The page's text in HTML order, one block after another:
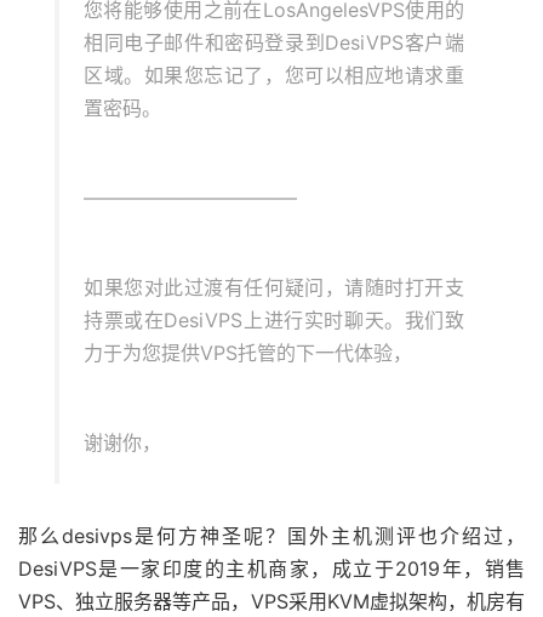
您将能够使用之前在LosAngelesVPS使用的
相同电子邮件和密码登录到DesiVPS客户端
区域。如果您忘记了，您可以相应地请求重
置密码。
———————————
如果您对此过渡有任何疑问，请随时打开支
持票或在DesiVPS上进行实时聊天。我们致
力于为您提供VPS托管的下一代体验，
谢谢你，
那么desivps是何方神圣呢？国外主机测评也介绍过，
DesiVPS是一家印度的主机商家，成立于2019年，销售
VPS、独立服务器等产品，VPS采用KVM虚拟架构，机房有